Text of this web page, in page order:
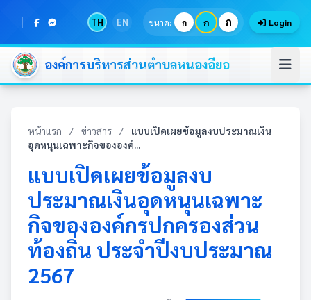
TH EN ขนาด: ก ก ก Login
องค์การบริหารส่วนตำบลหนองอียอ
หน้าแรก / ข่าวสาร /
แบบเปิดเผยข้อมูลงบประมาณเงิน
อุดหนุนเฉพาะกิจขององค์...
แบบเปิดเผยข้อมูลงบ
ประมาณเงินอุดหนุนเฉพาะ
กิจขององค์กรปกครองส่วน
ท้องถิ่น ประจำปีงบประมาณ
2567